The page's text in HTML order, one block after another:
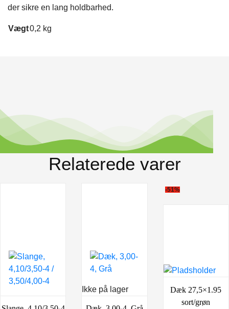
der sikre en lang holdbarhed.
Vægt0,2 kg
Relaterede varer
Ikke på lager
-51%
Dæk 27,5×1.95
sort/grøn